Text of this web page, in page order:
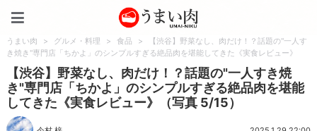
うまい肉 > グルメ・料理 > 食品 >
【渋谷】野菜なし、肉だけ！？話題の"一人す
き焼き"専門店「ちかよ」のシンプルすぎる絶品肉を堪能してきた《実食レビュー》
【渋谷】野菜なし、肉だけ！？話題の"一人すき焼
き"専門店「ちかよ」のシンプルすぎる絶品肉を堪能
してきた《実食レビュー》（写真 5/15）